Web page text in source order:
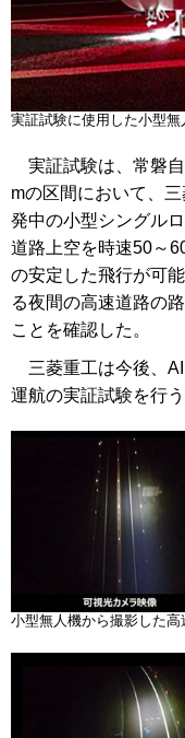
実証試験に使用した小型無
実証試験は、常磐
mの区間において、
発中の小型シングル
道路上空を時速50～
の安定した飛行が可
る夜間の高速道路の
ことを確認した。
三菱重工は今後、
運航の実証試験を行う
小型無人機から撮影した高